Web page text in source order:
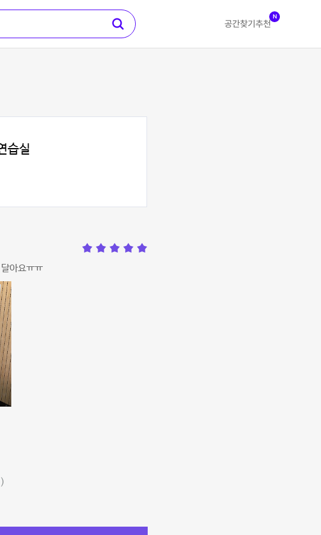
공간찾기 추천
N
습실
아요ㅠㅠ